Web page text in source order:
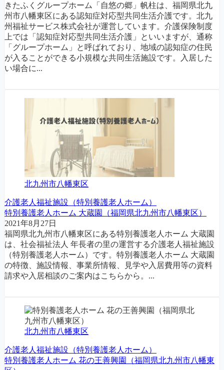
きたふくグループホーム「自悠の郷」帆柱は、福岡県北九
州市八幡東区にある認知症対応型共同生活介護です。北九
州福祉サービス株式会社が運営しています。介護保険制度
上では「認知症対応型共同生活介護」といいますが、通称
「グループホーム」と呼ばれており、地域の認知症の住民
が入ることができる小規模な共同生活施設です。入居した
い場合に...
北九州市八幡東区
介護老人福祉施設（特別養護老人ホーム）
特別養護老人ホーム 大蔵園（福岡県北九州市八幡東区）
2021年8月27日
福岡県北九州市八幡東区にある特別養護老人ホーム 大蔵園
は、社会福祉法人 年長者の里の運営する介護老人福祉施設
（特別養護老人ホーム）です。特別養護老人ホーム 大蔵園
の特徴、施設情報、事業所情報、見学や入居費用等の資料
請求や入居相談のご案内はこちらから。...
北九州市八幡東区
介護老人福祉施設（特別養護老人ホーム）
特別養護老人ホーム 花の王善興園（福岡県北九州市八幡東